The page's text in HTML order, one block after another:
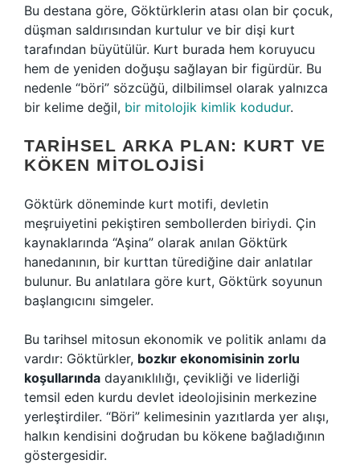
Bu destana göre, Göktürklerin atası olan bir çocuk,
düşman saldırısından kurtulur ve bir dişi kurt
tarafından büyütülür. Kurt burada hem koruyucu
hem de yeniden doğuşu sağlayan bir figürdür. Bu
nedenle “böri” sözcüğü, dilbilimsel olarak yalnızca
bir kelime değil, bir mitolojik kimlik kodudur.
TARIHSEL ARKA PLAN: KURT VE
KÖKEN MITOLOJISI
Göktürk döneminde kurt motifi, devletin
meşruiyetini pekiştiren sembollerden biriydi. Çin
kaynaklarında “Aşina” olarak anılan Göktürk
hanedanının, bir kurttan türediğine dair anlatılar
bulunur. Bu anlatılara göre kurt, Göktürk soyunun
başlangıcını simgeler.
Bu tarihsel mitosun ekonomik ve politik anlamı da
vardır: Göktürkler, bozkır ekonomisinin zorlu
koşullarında dayanıklılığı, çevikliği ve liderliği
temsil eden kurdu devlet ideolojisinin merkezine
yerleştirdiler. “Böri” kelimesinin yazıtlarda yer alışı,
halkın kendisini doğrudan bu kökene bağladığının
göstergesidir.